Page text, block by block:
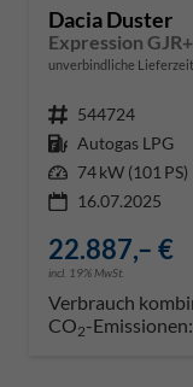
Dacia Duster
Expression
unverbindliche
Fahrzeugnr. 544724
Kraftstoff Autogas LPG
Leistung 74 kW (101 PS)
16.07.2025
22.887,– €
incl. 19% MwSt.
Verbrauch
CO2-Emissionen: